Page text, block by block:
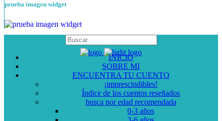
prueba imagen widget
INICIO
SOBRE MI
ENCUENTRA TU CUENTO
¡imprescindibles!
Índice de los cuentos reseñados
busca por edad recomendada
0-3 años